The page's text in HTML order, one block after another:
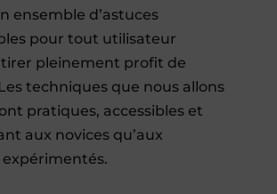
ensemble d’astuces
pour tout utilisateur
pleinement profit de
techniques que nous allons
pratiques, accessibles et
aux novices qu’aux